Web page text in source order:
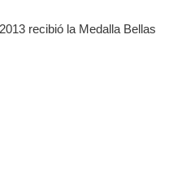
recibió la Medalla Bellas